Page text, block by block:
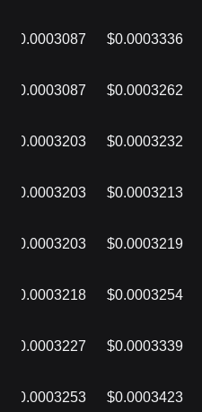
$0.0003336
$0.0003087
$0.0003262
$0.0003087
$0.0003232
$0.0003203
$0.0003213
$0.0003203
$0.0003219
$0.0003203
$0.0003254
$0.0003218
$0.0003339
$0.0003227
$0.0003423
$0.0003253